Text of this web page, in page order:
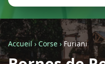
Je
Accueil› Corse › Furiani